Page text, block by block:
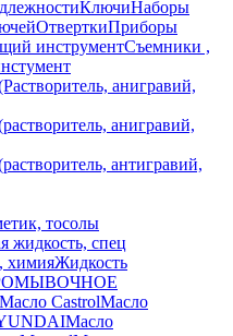
КлючиНаборы
ОтверткиПриборы
инструментСъемники ,
анигравий,
анигравий,
антигравий,
тосолы
жидкость, спец
химияЖидкость
Масло CastrolМасло
Масло